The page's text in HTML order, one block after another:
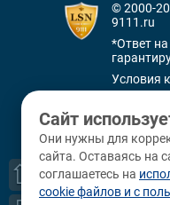
© 2000-
9111.ru
*Ответ
Условия
Санкт-Петербург
+7 (812) 336-92-64
наб. р. Фонтанки,
⇧
Сайт
Они нужны для
сайта. Оставаясь на
соглашаетесь на
cookie файлов и с